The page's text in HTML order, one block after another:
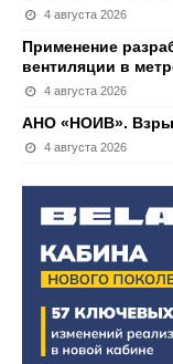
4 августа 2026
Применение
вентиляции в
4 августа 2026
АНО «НОИВ».
4 августа 2026